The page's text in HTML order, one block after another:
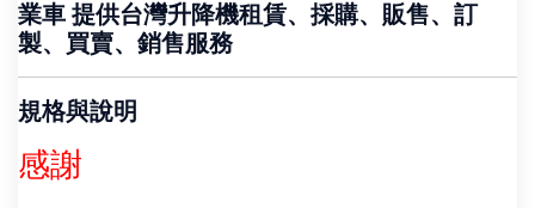
業車 提供台灣升降機租賃、採購、販售、訂
製、買賣、銷售服務
規格與說明
感謝